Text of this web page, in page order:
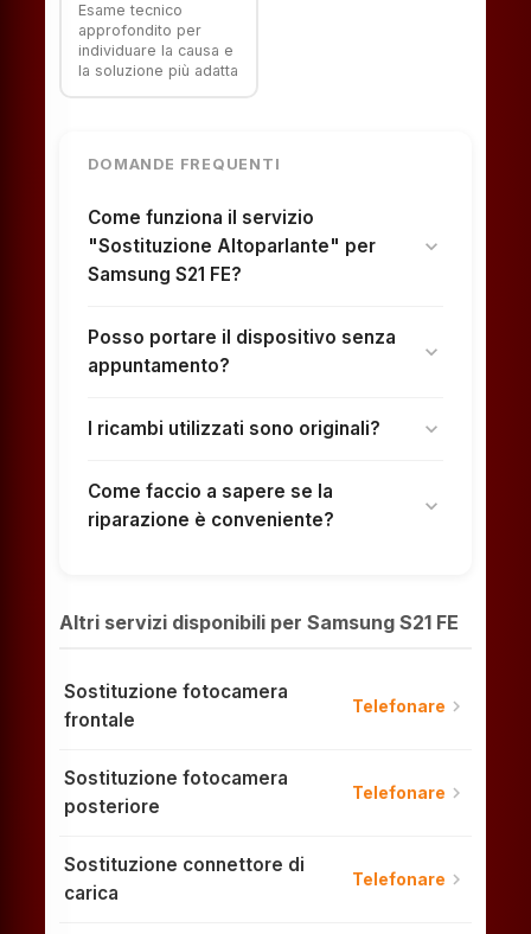
Esame tecnico
approfondito per
individuare la causa e
la soluzione più adatta
DOMANDE FREQUENTI
Come funziona il servizio
"Sostituzione Altoparlante" per
Samsung S21 FE?
expand_more
Posso portare il dispositivo senza
appuntamento?
expand_more
I ricambi utilizzati sono originali? expand_more
Come faccio a sapere se la
riparazione è conveniente?
expand_more
Altri servizi disponibili per Samsung S21 FE
Sostituzione fotocamera
frontale
Telefonare chevron_right
Sostituzione fotocamera
posteriore
Telefonare chevron_right
Sostituzione connettore di
carica
Telefonare chevron_right